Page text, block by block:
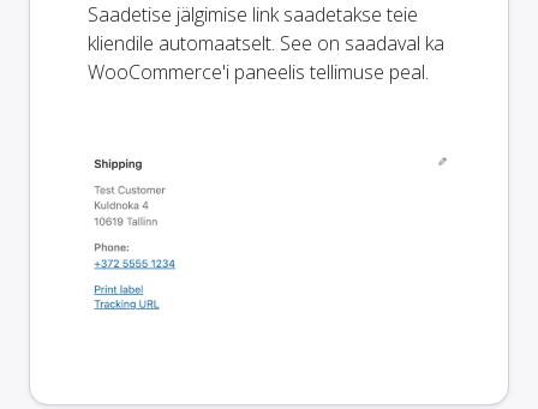
Saadetise jälgimise link saadetakse teie
kliendile automaatselt. See on saadaval ka
WooCommerce'i paneelis tellimuse peal.